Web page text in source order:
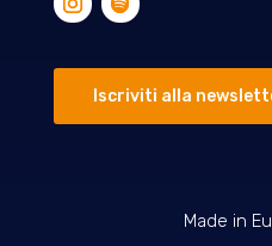
Iscriviti alla
Made in